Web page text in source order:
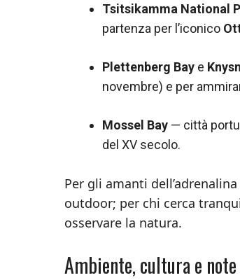
Tsitsikamma National
partenza per l’iconico
Plettenberg Bay e
novembre) e per
Mossel Bay — città
del XV secolo.
Per gli amanti
outdoor; per chi cerca
osservare la natura.
Ambiente, cultura e